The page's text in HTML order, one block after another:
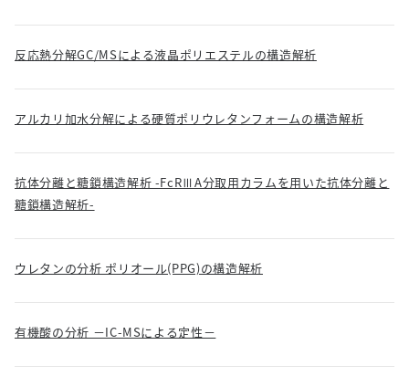
反応熱分解GC/MSによる液晶ポリエステルの構造解析
アルカリ加水分解による硬質ポリウレタンフォームの構造解析
抗体分離と糖鎖構造解析 -FcRⅢA分取用カラムを用いた抗体分離と
糖鎖構造解析-
ウレタンの分析 ポリオール(PPG)の構造解析
有機酸の分析 －IC-MSによる定性－